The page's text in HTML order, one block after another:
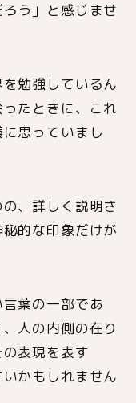
う」と感じませ
勉強しているん
たときに、これ
思っていまし
、詳しく説明さ
的な印象だけが
葉の一部であ
人の内側の在り
表現を表す
かもしれません